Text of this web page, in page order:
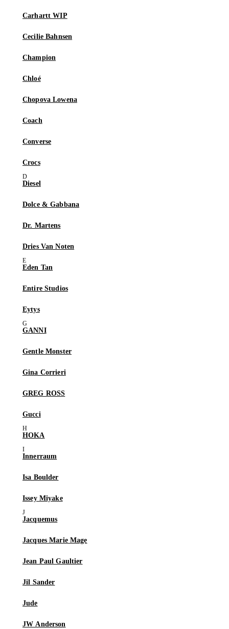
Carhartt WIP
Cecilie Bahnsen
Champion
Chloé
Chopova Lowena
Coach
Converse
Crocs
Diesel
Dolce & Gabbana
Dr. Martens
Dries Van Noten
Eden Tan
Entire Studios
Eytys
GANNI
Gentle Monster
Gina Corrieri
GREG ROSS
Gucci
HOKA
Innerraum
Isa Boulder
Issey Miyake
Jacquemus
Jacques Marie Mage
Jean Paul Gaultier
Jil Sander
Jude
JW Anderson